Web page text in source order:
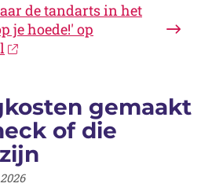
de tandarts in het
je hoede!' op
gemaakt
of die